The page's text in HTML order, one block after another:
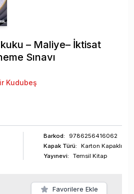
– Maliye– İktisat
Sınavı
Kudubeş
Barkod:
9786256416062
Kapak Türü:
Karton Kapaklı
Yayınevi:
Temsil Kitap
Favorilere Ekle